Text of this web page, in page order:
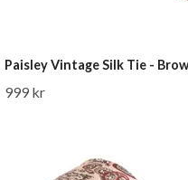
Paisley Vintage Silk Tie -
999 kr